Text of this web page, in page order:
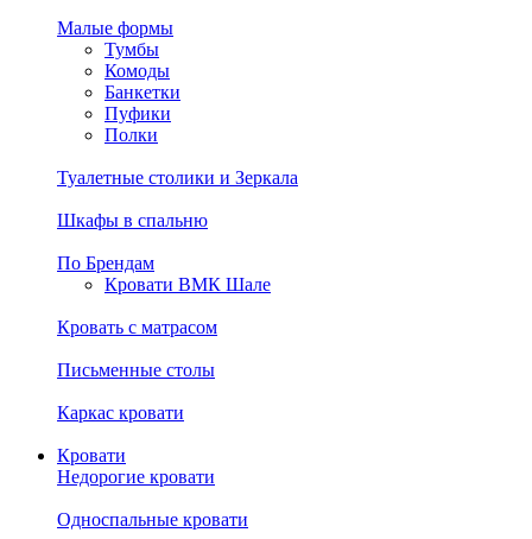
Малые формы
Тумбы
Комоды
Банкетки
Пуфики
Полки
Туалетные столики и Зеркала
Шкафы в спальню
По Брендам
Кровати ВМК Шале
Кровать с матрасом
Письменные столы
Каркас кровати
Кровати
Недорогие кровати
Односпальные кровати